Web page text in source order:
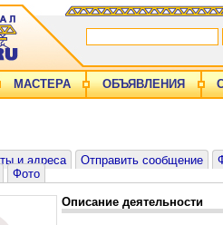
МАСТЕРА ОБЪЯВЛЕНИЯ
и адреса Отправить сообщение
Фото
Описание деятельности